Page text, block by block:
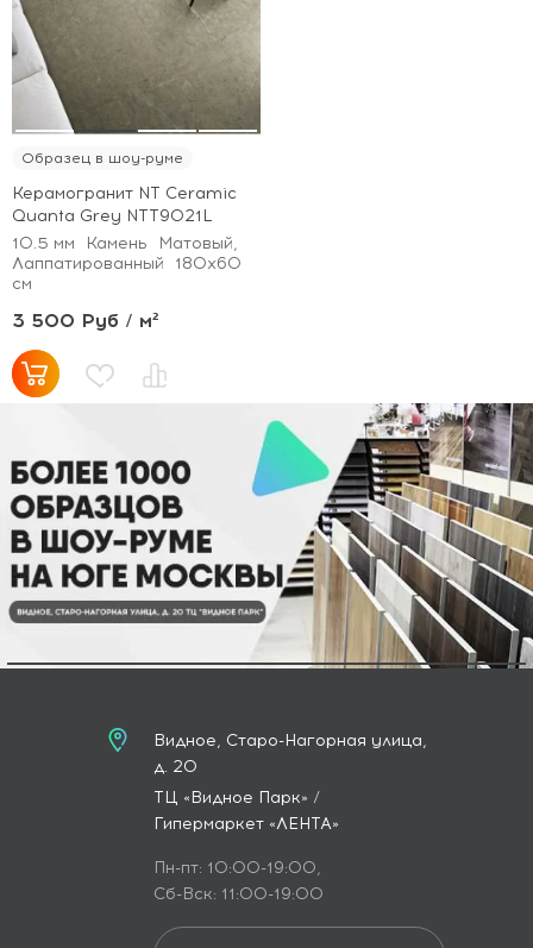
Образец в шоу-руме
Керамогранит NT Ceramic
Quanta Grey NTT9021L
10.5 мм
Камень
Матовый,
Лаппатированный
180x60
см
3 500 Руб / м²
Видное, Старо-Нагорная улица,
д. 20
ТЦ «Видное Парк» /
Гипермаркет «ЛЕНТА»
Пн-пт: 10:00-19:00,
Сб-Вск: 11:00-19:00